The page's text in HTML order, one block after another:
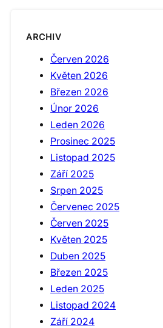
ARCHIV
Červen 2026
Květen 2026
Březen 2026
Únor 2026
Leden 2026
Prosinec 2025
Listopad 2025
Září 2025
Srpen 2025
Červenec 2025
Červen 2025
Květen 2025
Duben 2025
Březen 2025
Leden 2025
Listopad 2024
Září 2024